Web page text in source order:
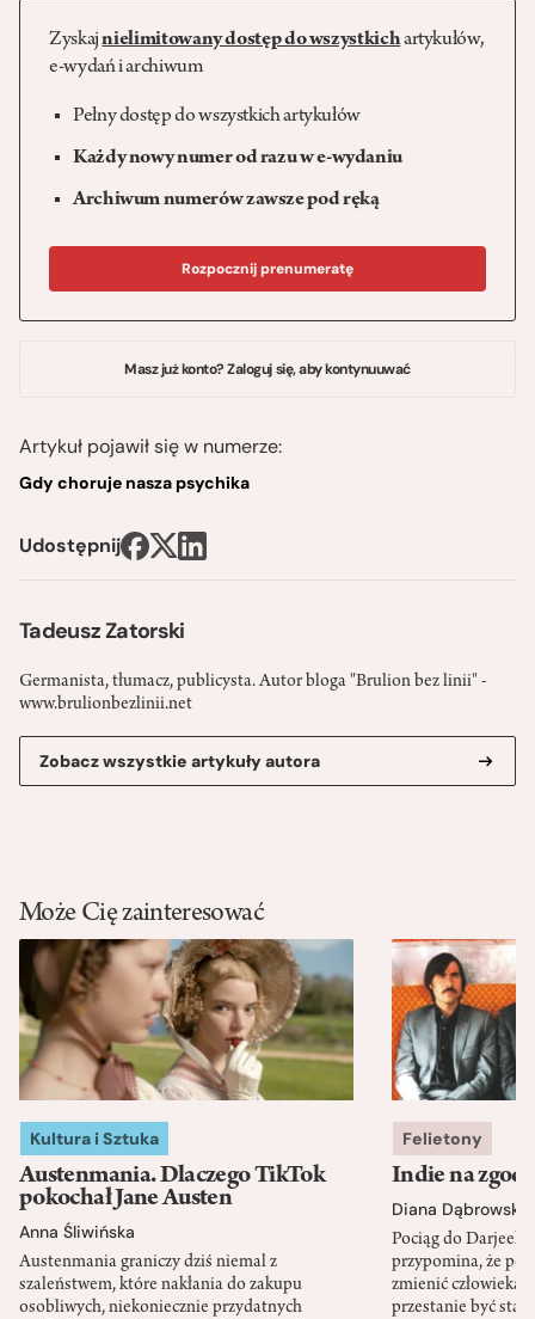
Tadeusz Zatorski
Germanista, tłumacz, publicysta. Autor bloga "Brulion bez linii" -
www.brulionbezlinii.net
Zobacz wszystkie artykuły autora
Zyskajnielimitowany dostęp do wszystkichartykułów,
e-wydań i archiwum
Pełny dostęp do wszystkich artykułów
Każdy nowy numer od razu w e-wydaniu
Archiwum numerów zawsze pod ręką
Rozpocznij prenumeratę
Masz już konto? Zaloguj się, aby kontynuuwać
Artykuł pojawił się w numerze:
Gdy choruje nasza psychika
Udostępnij
Może Cię zainteresować
Kultura i Sztuka
Austenmania. Dlaczego TikTok
pokochał Jane Austen
Anna Śliwińska
Austenmania graniczy dziś niemal z
szaleństwem, które nakłania do zakupu
osobliwych, niekoniecznie przydatnych
Felietony
Indie na
Diana Dąbrowska
Pociąg do
przypomina, że
zmienić człowieka
przestanie być